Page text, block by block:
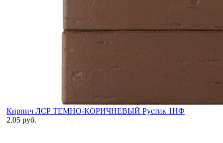
Кирпич ЛСР ТЕМНО-КОРИЧНЕВЫЙ Рустик 1НФ
2.05 руб.